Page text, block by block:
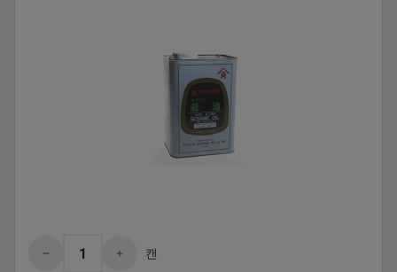
제품 수량: 원하는 값을 입력하거나 버튼
캔